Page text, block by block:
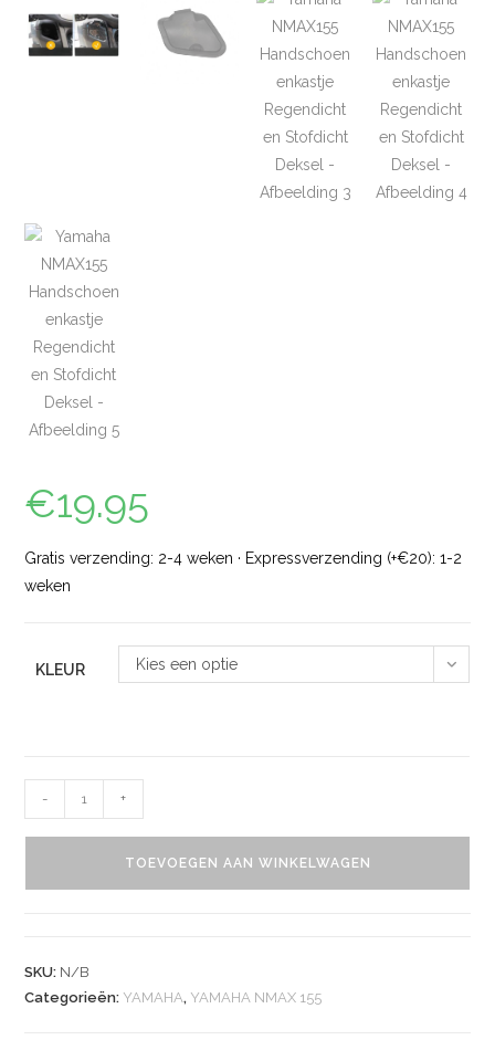
€19.95
Gratis verzending: 2-4 weken · Expressverzending (+€20): 1-2
weken
KLEUR Kies een optie
- +
TOEVOEGEN AAN WINKELWAGEN
SKU: N/B
Categorieën: YAMAHA, YAMAHA NMAX 155